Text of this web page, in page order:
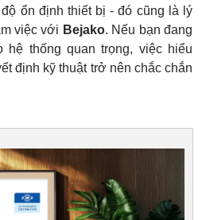
ổn định thiết bị - đó cũng là lý
việc với Bejako. Nếu bạn đang
thống quan trọng, việc hiểu
định kỹ thuật trở nên chắc chắn